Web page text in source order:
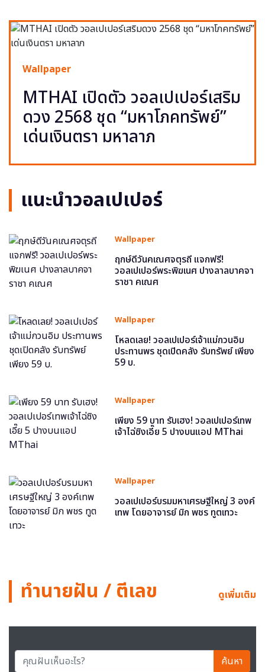
Wallpaper
MTHAI เปิดตัว วอลเปเปอร์เสริม
ดวง 2568 ชุด “มหาโภคทรัพย์”
เด่นเงินตรา มหาลาภ
แนะนำวอลเปเปอร์
Wallpaper
ฤกษ์ดีวันคเณศจตุรถี แจกฟรี!
วอลเปเปอร์พระพิฆเนศ ปางลาลบาคจา
ราชา คเณศ
Wallpaper
โหลดเลย! วอลเปเปอร์เจ้าแม่กวนอิม
ประทานพร ชุดเปิดคลัง รับทรัพย์ เพียง
59 บ.
Wallpaper
เพียง 59 บาท รับเฮง! วอลเปเปอร์เทพ
เจ้าไฉ่ซิงเอี๊ย 5 ปางบนแอป MThai
Wallpaper
วอลเปเปอร์บรมมหาเศรษฐีใหญ่ 3 องค์
เทพ โดยอาจารย์ มิก พชร ทูตเทวะ
ทำนายฝัน / ตีเลข ดูเพิ่มเติม
ค้นหา